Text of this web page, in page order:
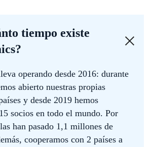
tiempo existe
operando desde 2016: durante
abierto nuestras propias
y desde 2019 hemos
socios en todo el mundo. Por
han pasado 1,1 millones de
cooperamos con 2 países a